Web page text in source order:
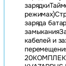
заряда
кабелей и